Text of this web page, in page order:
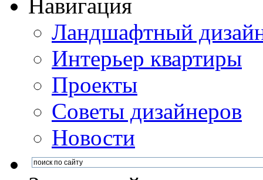
Навигация
Ландшафтный
Интерьер квартиры
Проекты
Советы дизайнеров
Новости